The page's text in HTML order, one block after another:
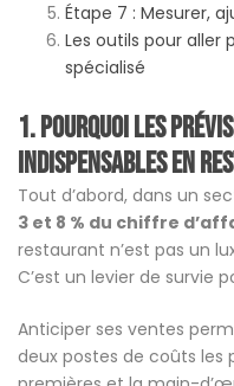
Étape 7 : Mesurer,
Les outils pour aller
spécialisé
1. Pourquoi les
indispensables en
Tout d’abord, dans un
3 et 8 % du chiffre
restaurant n’est pas un
C’est un levier de survie
Anticiper ses ventes
deux postes de coûts les